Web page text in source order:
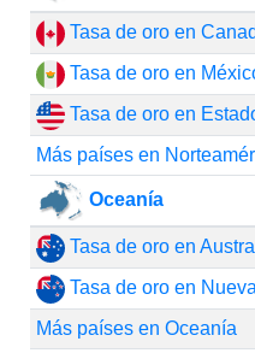
Tasa de oro en
Tasa de oro en
Tasa de oro en
Más países en
Oceanía
Tasa de oro en
Tasa de oro en
Más países en Oceanía